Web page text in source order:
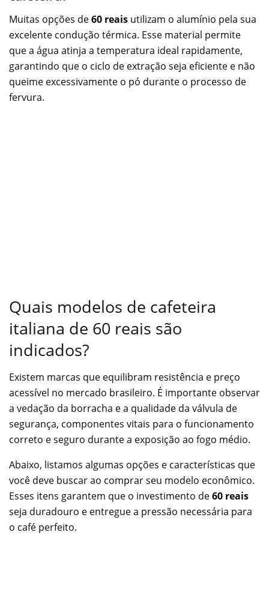
Muitas opções de60 reais utilizam o alumínio pela sua
excelente condução térmica. Esse material permite
que a água atinja a temperatura ideal rapidamente,
garantindo que o ciclo de extração seja eficiente e não
queime excessivamente o pó durante o processo de
fervura.
Quais modelos de cafeteira
italiana de 60 reais são
indicados?
Existem marcas que equilibram resistência e preço
acessível no mercado brasileiro. É importante observar
a vedação da borracha e a qualidade da válvula de
segurança, componentes vitais para o funcionamento
correto e seguro durante a exposição ao fogo médio.
Abaixo, listamos algumas opções e características que
você deve buscar ao comprar seu modelo econômico.
Esses itens garantem que o investimento de60 reais
seja duradouro e entregue a pressão necessária para
o café perfeito.